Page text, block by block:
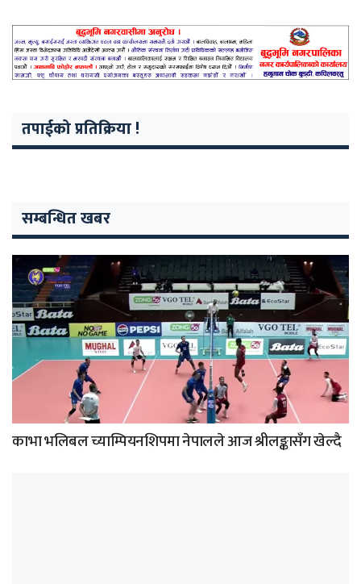
तपाईको प्रतिक्रिया !
सम्बन्धित खबर
काभा भलिबल च्याम्पियनशिपमा नेपालले आज श्रीलङ्कासँग खेल्दै